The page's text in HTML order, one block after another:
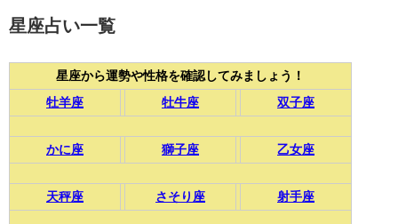
星座占い一覧
星座から運勢や性格を確認してみましょう！
牡羊座
牡牛座 双子座
かに座 獅子座 乙女座
天秤座 さそり座 射手座